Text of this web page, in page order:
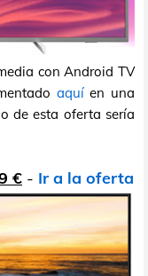
con Android TV
aquíen una
de esta oferta sería
€ - Ir a la oferta